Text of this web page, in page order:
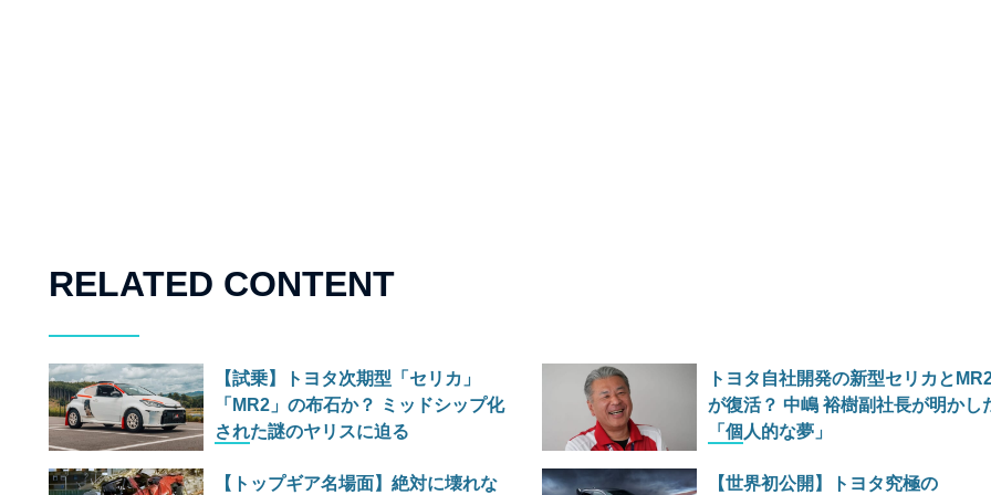
RELATED CONTENT
【試乗】トヨタ次期型「セリカ」
「MR2」の布石か？ ミッドシップ化
された謎のヤリスに迫る
トヨタ自社開発の新型セリカと
が復活？ 中嶋 裕樹副社長が明かし
「個人的な夢」
【トップギア名場面】絶対に壊れな 【世界初公開】トヨタ究極の